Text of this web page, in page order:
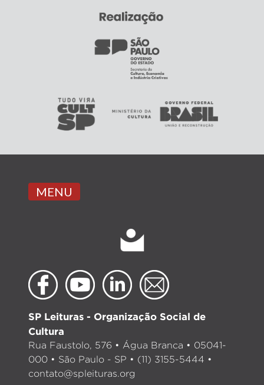
MENU
SP Leituras - Organização Social de
Cultura
Rua Faustolo, 576 • Água Branca • 05041-
000 • São Paulo - SP • (11) 3155-5444 •
contato@spleituras.org